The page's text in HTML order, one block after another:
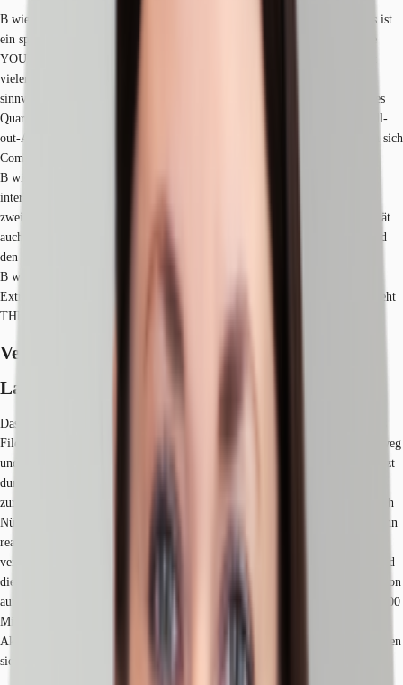
B wie BRUCKLYN. Das neue Quartier BRUCKLYN im Süden Erlangens ist
ein spannender Ort für moderne Wohn- und Officekonzepte wie exklusive
YOUNG RESIDENCIALS ® und spektakuläre Co-Working-Facilitys mit
vielen Möglichkeiten zu integriertem Wohnen und Arbeiten. Aus der
sinnvollen Verbindung der einzelnen Gebäude entsteht hier ein einzigartiges
Quartier, das alles für das tägliche Leben bietet: Erlebnisgastronomie, Chill-
out-Areas, Preventive-Health-Care-Center und vieles mehr. Hier vernetzen sich
Communitys und es entsteht ein positives Lebensgefühl.
B wie Business. Als Patentmetropole lockt Erlangen nationale wie
internationale Erfindergeister. Und durch die im ReutersRanking mit dem
zweiten Platz für Innovation ausgezeichnete Friedrich-Alexander-Universität
auch aufstrebende junge Studenten mit hohen Ansprüchen an sich selbst und
den eigenen Lifestyle.
B wie Bedürfnis. Höchste Qualität, ausgezeichneter Service, durchdachte
Extras und Exklusivität in Sachen Lage, Design und Ausstattung – dafür steht
THE PLACE TO B.
Verfügbare Fläche
Lage und Verkehrsanbindung
Das Brucklyn Quartier im Stadtteil Bruck im Süden Erlangens ist ein echtes
Filetstück im strategischen Dreieck zwischen der Kreuzung Frankenschnellweg
und Autobahn sowie Siemens Campus und Universität. Es besticht schon jetzt
durch eine sehr gute Verkehrsanbindung: 1 km bis zur Autobahn, 200 m bis
zur S-Bahn, nur gute 5 Minuten bis ins Zentrum und ca. 20 Minuten bis nach
Nürnberg. Außerdem wird in den nächsten Jahren die sogenannte Umlaufbahn
realisiert, die den Erlanger Süden noch besser mit der ganzen Region
verbinden wird. Topunternehmen wie die Areva GmbH, Siemens, Adidas und
die Schaeffler AG befinden sich in unmittelbarer Nähe und machen die Region
auf Jahrzehnte zukunftssicher. Bis zum Jahr 2030 investiert allein Siemens 500
Mio. Euro in das Projekt Siemens Campus und bündelt hier seine weltweiten
Aktivitäten in der Medizintechnik. Dienstleister des täglichen Bedarfs befinden
sich in der Nähe.